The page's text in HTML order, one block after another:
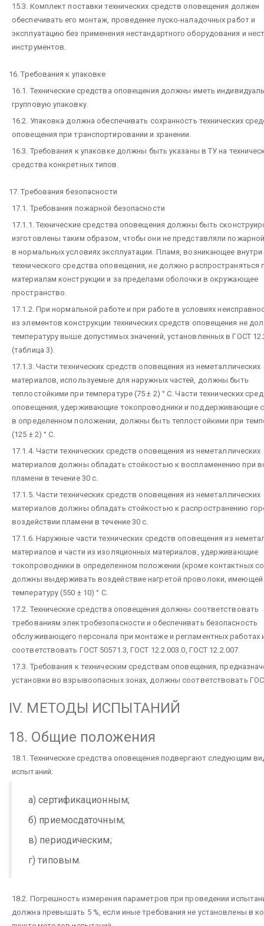
15.3. Комплект поставки технических средств оповещения должен
обеспечивать его монтаж, проведение пуско-наладочных работ и
эксплуатацию без применения нестандартного оборудования и
инструментов.
16. Требования к упаковке
16.1. Технические средства оповещения должны иметь
групповую упаковку.
16.2. Упаковка должна обеспечивать сохранность технических
оповещения при транспортировании и хранении.
16.3. Требования к упаковке должны быть указаны в ТУ на
средства конкретных типов.
17. Требования безопасности
17.1. Требования пожарной безопасности
17.1.1. Технические средства оповещения должны быть
изготовлены таким образом, чтобы они не представляли
в нормальных условиях эксплуатации. Пламя, возникающее внутри
технического средства оповещения, не должно распространяться
материалам конструкции и за пределами оболочки в окружающее
пространство.
17.1.2. При нормальной работе и при работе в условиях
из элементов конструкции технических средств оповещения не
температуру выше допустимых значений, установленных в ГОСТ
(таблица 3).
17.1.3. Части технических средств оповещения из неметаллических
материалов, используемые для наружных частей, должны быть
теплостойкими при температуре (75 ± 2) ° C. Части технических
оповещения, удерживающие токопроводники и поддерживающие
в определенном положении, должны быть теплостойкими при
(125 ± 2) ° C.
17.1.4. Части технических средств оповещения из неметаллических
материалов должны обладать стойкостью к воспламенению при
пламени в течение 30 с.
17.1.5. Части технических средств оповещения из неметаллических
материалов должны обладать стойкостью к распространению
воздействии пламени в течение 30 с.
17.1.6. Наружные части технических средств оповещения из
материалов и части из изоляционных материалов, удерживающие
токопроводники в определенном положении (кроме контактных
должны выдерживать воздействие нагретой проволоки, имеющей
температуру (550 ± 10) ° С.
17.2. Технические средства оповещения должны соответствовать
требованиям электробезопасности и обеспечивать безопасность
обслуживающего персонала при монтаже и регламентных работах
соответствовать ГОСТ 50571.3, ГОСТ 12.2.003.0, ГОСТ 12.2.007.
17.3. Требования к техническим средствам оповещения,
установки во взрывоопасных зонах, должны соответствовать
IV. МЕТОДЫ ИСПЫТАНИЙ
18. Общие положения
18.1. Технические средства оповещения подвергают следующим
испытаний:
а) сертификационным;
б) приемосдаточным;
в) периодическим;
г) типовым.
18.2. Погрешность измерения параметров при проведении
должна превышать 5 %, если иные требования не установлены в